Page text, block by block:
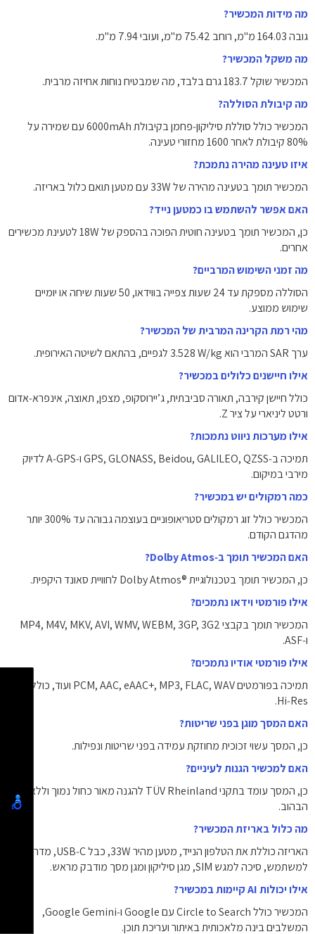
מה מידות המכשיר?
גובה ‎164.03‎ מ"מ, רוחב ‎75.42‎ מ"מ, ועובי ‎7.94‎ מ"מ.
מה משקל המכשיר?
המכשיר שוקל ‎183.7‎ גרם בלבד, מה שמבטיח נוחות אחיזה מרבית.
מה קיבולת הסוללה?
המכשיר כולל סוללת סיליקון‑פחמן בקיבולת ‎6000mAh‎ עם שמירה על
‎80%‎ קיבולת לאחר ‎1600‎ מחזורי טעינה.
איזו טעינה מהירה נתמכת?
המכשיר תומך בטעינה מהירה של ‎33W‎ עם מטען תואם כלול באריזה.
האם אפשר להשתמש בו כמטען נייד?
כן, המכשיר תומך בטעינה חוטית הפוכה בהספק של ‎18W‎ לטעינת מכשירים
אחרים.
מה זמני השימוש המרביים?
הסוללה מספקת עד ‎24‎ שעות צפייה בווידאו, ‎50‎ שעות שיחה או יומיים
שימוש ממוצע.
מהי רמת הקרינה המרבית של המכשיר?
ערך SAR המרבי הוא ‎3.528‎ W/kg‎ לגפיים, בהתאם לשיטה האירופית.
אילו חיישנים כלולים במכשיר?
כולל חיישן קירבה, תאורה סביבתית, ג’יירוסקופ, מצפן, תאוצה, אינפרא‑אדום
ורטט ליניארי על ציר Z.
אילו מערכות ניווט נתמכות?
תמיכה ב‑GPS, GLONASS, Beidou, GALILEO, QZSS ו‑A‑GPS לדיוק
מירבי במיקום.
כמה רמקולים יש במכשיר?
המכשיר כולל זוג רמקולים סטריאופוניים בעוצמה גבוהה עד ‎300%‎ יותר
מהדגם הקודם.
האם המכשיר תומך ב‑Dolby Atmos?
כן, המכשיר תומך בטכנולוגיית ‎Dolby Atmos®‎ לחוויית סאונד היקפית.
אילו פורמטי וידאו נתמכים?
המכשיר תומך בקבצי ‎MP4‎, ‎M4V‎, ‎MKV‎, ‎AVI‎, ‎WMV‎, ‎WEBM‎, ‎3GP‎, ‎3G2‎
ו‑‎ASF‎.
אילו פורמטי אודיו נתמכים?
תמיכה בפורמטים ‎PCM‎, ‎AAC‎, ‎eAAC+‎, ‎MP3‎, ‎FLAC‎, ‎WAV‎ ועוד, כולל תקן
‎Hi‑Res‎.
האם המסך מוגן בפני שריטות?
כן, המסך עשוי זכוכית מחוזקת עמידה בפני שריטות ונפילות.
האם למכשיר הגנות לעיניים?
כן, המסך עומד בתקני TÜV Rheinland להגנה מאור כחול נמוך וללא
הבהוב.
מה כלול באריזת המכשיר?
האריזה כוללת את הטלפון הנייד, מטען מהיר ‎33W‎, כבל ‎USB‑C‎, מדריך
למשתמש, סיכה למגש SIM, מגן סיליקון ומגן מסך מודבק מראש.
אילו יכולות AI קיימות במכשיר?
המכשיר כולל Circle to Search עם Google ו‑Google Gemini,
המשלבים בינה מלאכותית באיתור ועריכת תוכן.